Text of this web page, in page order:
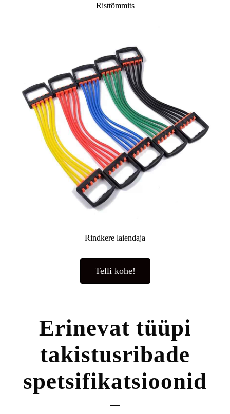
Risttõmmits
Rindkere laiendaja
Telli kohe!
Erinevat tüüpi
takistusribade
spetsifikatsioonid